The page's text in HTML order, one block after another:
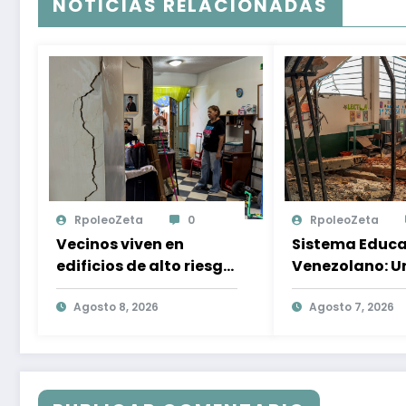
NOTICIAS RELACIONADAS
RpoleoZeta 0
Vecinos viven en
edificios de alto riesgo
tras terremotos: miedo
y resiliència en
Agosto 8, 2026
RpoleoZeta
Sistema
Venezolano:
Necesidad de
Preparación
Agosto 7, 2026